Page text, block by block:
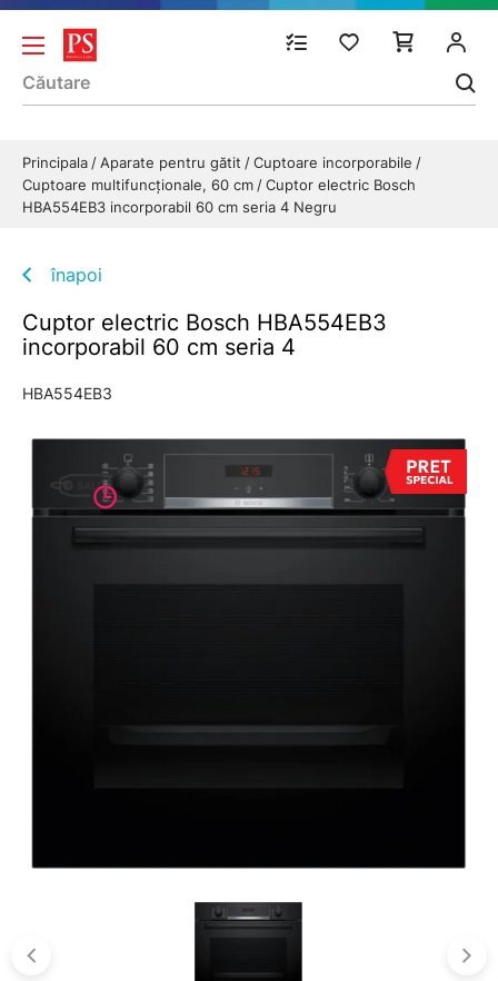
Principala Aparate pentru gătit
Cuptoare incorporabile
Cuptoare multifuncționale, 60 cm
Cuptor electric Bosch
HBA554EB3 incorporabil 60 cm seria 4 Negru
înapoi
Cuptor electric Bosch HBA554EB3
incorporabil 60 cm seria 4
HBA554EB3